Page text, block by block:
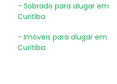
- Sobrado para alugar em
Curitiba
- Imóveis para alugar em
Curitiba